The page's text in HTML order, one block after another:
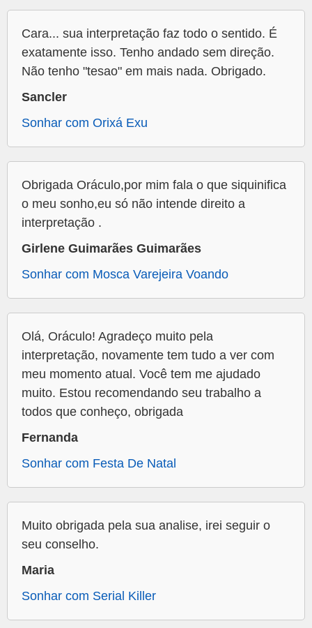
Cara... sua interpretação faz todo o sentido. É
exatamente isso. Tenho andado sem direção.
Não tenho "tesao" em mais nada. Obrigado.
Sancler
Sonhar com Orixá Exu
Obrigada Oráculo,por mim fala o que siquinifica
o meu sonho,eu só não intende direito a
interpretação .
Girlene Guimarães Guimarães
Sonhar com Mosca Varejeira Voando
Olá, Oráculo! Agradeço muito pela
interpretação, novamente tem tudo a ver com
meu momento atual. Você tem me ajudado
muito. Estou recomendando seu trabalho a
todos que conheço, obrigada
Fernanda
Sonhar com Festa De Natal
Muito obrigada pela sua analise, irei seguir o
seu conselho.
Maria
Sonhar com Serial Killer